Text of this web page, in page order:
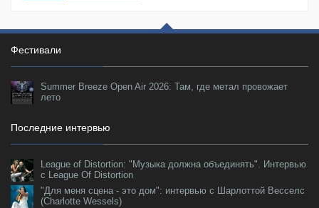
Фестивали
Summer Breeze Open Air 2026: Там, где метал провожает
лето
Последние интервью
League of Distortion: "Музыка должна объединять". Интервью
с League Of Distortion
"Для меня сцена - это дом": интервью с Шарлоттой Весселс
(Charlotte Wessels)